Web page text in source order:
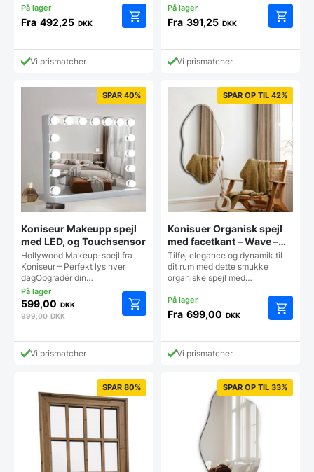
Fra 492,25 DKK
vare
varianter.
Mulighederne
kan
vælges
på
varesiden
Vi prismatcher
Fra 391,25 DKK
vare
kan
vælges
Vi prismatcher
SPAR 40%
Koniseur Makeupp spejl
med LED, og Touchsensor
Hollywood Makeup-spejl fra
Koniseur – Perfekt lys hver
dagOpgradér din…
599,00 DKK
999,00DKK
Vi prismatcher
SPAR OP TIL 42%
Konisuer Organisk spejl
med facetkant – Wave –
Flere størrelser
Tilføj elegance og dynamik til
dit rum med dette smukke
organiske spejl med…
Fra 699,00 DKK
vare
kan
Vi prismatcher
SPAR 80% SPAR OP TIL 33%